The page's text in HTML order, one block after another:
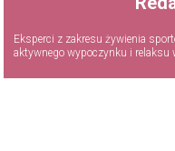
Eksperci z zakresu żywienia
aktywnego wypoczynku i relaksu